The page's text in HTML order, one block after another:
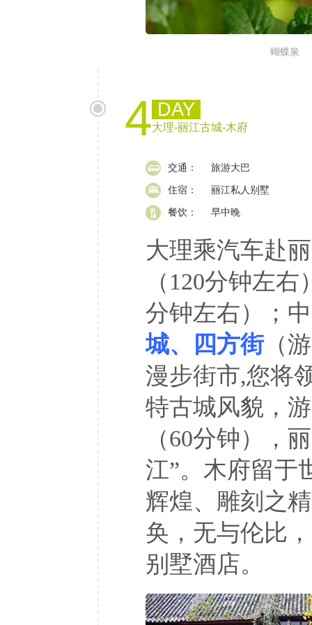
蝴蝶泉
4 DAY
大理-丽江古城-木府
交通： 旅游大巴
住宿： 丽江私人别墅
餐饮： 早中晚
大理乘汽车赴
（120分钟左
分钟左右）；
城、四方街（
漫步街市,您将
特古城风貌，
（60分钟），
江”。木府留于
辉煌、雕刻之
奂，无与伦比
别墅酒店。